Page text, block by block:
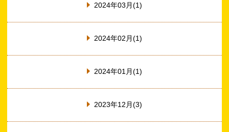
2024年03月(1)
2024年02月(1)
2024年01月(1)
2023年12月(3)